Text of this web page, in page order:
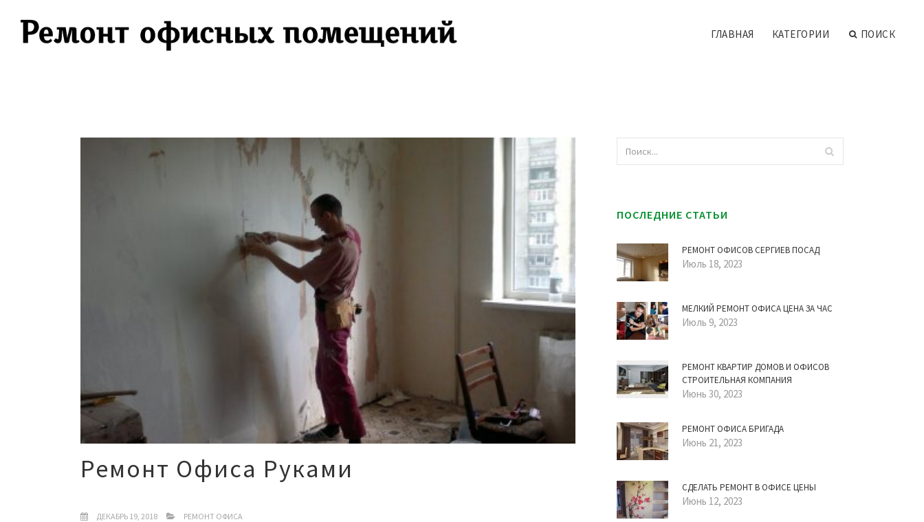
ГЛАВНАЯ КАТЕГОРИИ ПОИСК
Ремонт Офиса Руками
ДЕКАБРЬ 19, 2018 РЕМОНТ ОФИСА
ПОСЛЕДНИЕ СТАТЬИ
РЕМОНТ ОФИСОВ СЕРГИЕВ ПОСАД
Июль 18, 2023
МЕЛКИЙ РЕМОНТ ОФИСА ЦЕНА ЗА ЧАС
Июль 9, 2023
РЕМОНТ КВАРТИР ДОМОВ И ОФИСОВ
СТРОИТЕЛЬНАЯ КОМПАНИЯ
Июнь 30, 2023
РЕМОНТ ОФИСА БРИГАДА
Июнь 21, 2023
СДЕЛАТЬ РЕМОНТ В ОФИСЕ ЦЕНЫ
Июнь 12, 2023